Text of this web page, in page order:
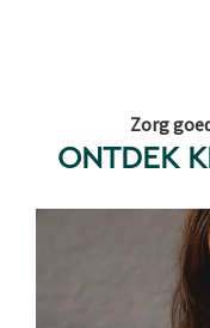
Zorg
ONTDEK